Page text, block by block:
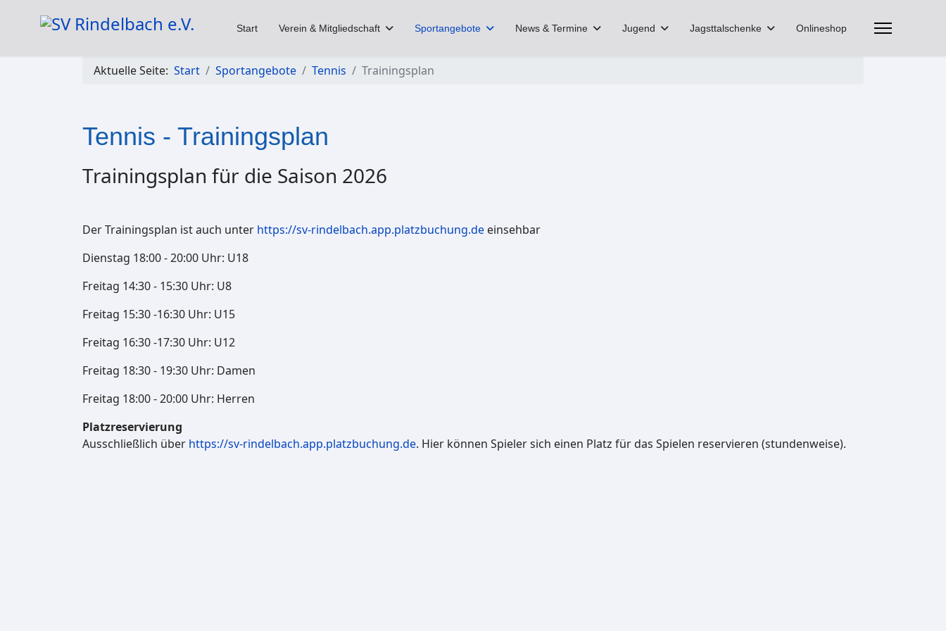
Start Verein & Mitgliedschaft Sportangebote News & Termine Jugend Jagsttalschenke Onlineshop
Aktuelle Seite: Start Sportangebote Tennis Trainingsplan
Tennis - Trainingsplan
Trainingsplan für die Saison 2026
Der Trainingsplan ist auch unter https://sv-rindelbach.app.platzbuchung.de einsehbar
Dienstag 18:00 - 20:00 Uhr: U18
Freitag 14:30 - 15:30 Uhr: U8
Freitag 15:30 -16:30 Uhr: U15
Freitag 16:30 -17:30 Uhr: U12
Freitag 18:30 - 19:30 Uhr: Damen
Freitag 18:00 - 20:00 Uhr: Herren
Platzreservierung
Ausschließlich über https://sv-rindelbach.app.platzbuchung.de. Hier können Spieler sich einen Platz für das Spielen reservieren (stundenweise).